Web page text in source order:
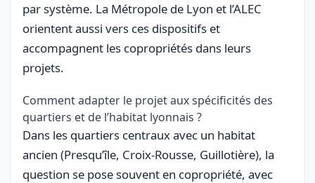
par système. La Métropole de Lyon et l’ALEC
orientent aussi vers ces dispositifs et
accompagnent les copropriétés dans leurs
projets.
Comment adapter le projet aux spécificités des
quartiers et de l’habitat lyonnais ?
Dans les quartiers centraux avec un habitat
ancien (Presqu’île, Croix-Rousse, Guillotière), la
question se pose souvent en copropriété, avec